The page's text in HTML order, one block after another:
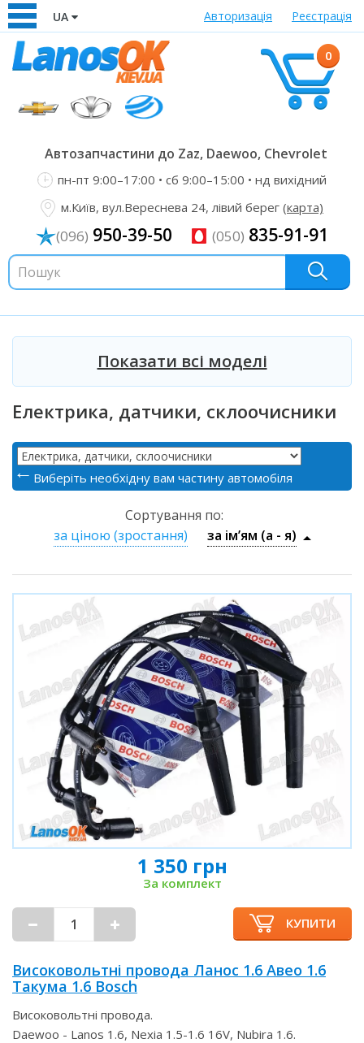
UA Авторизація Реєстрація
0
Автозапчастини до Zaz, Daewoo, Chevrolet
пн-пт 9:00–17:00 • сб 9:00–15:00 • нд вихідний
м.Київ, вул.Вереснева 24, лівий берег (карта)
(096) 950-39-50 (050) 835-91-91
Показати всі моделі
Електрика, датчики, склоочисники
Виберіть необхідну вам частину автомобіля
Сортування по:
за ціною (зростання)
за ім’ям (a - я)
1 350 грн
За комплект
КУПИТИ
Високовольтні провода Ланос 1.6 Авео 1.6
Такума 1.6 Bosch
Високовольтні провода.
Daewoo - Lanos 1.6, Nexia 1.5-1.6 16V, Nubira 1.6.